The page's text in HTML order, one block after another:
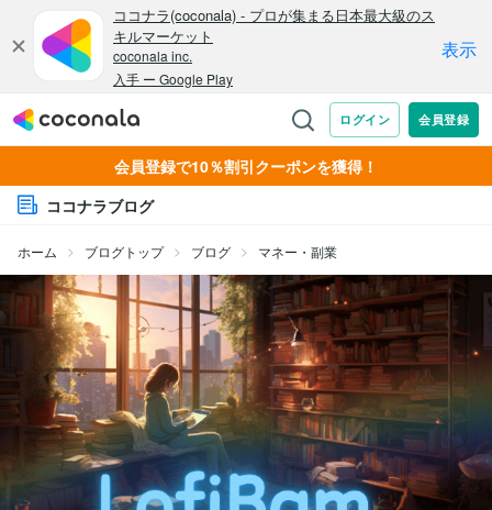
会員登録で10％割引クーポンを獲得！
ココナラブログ
ホーム ブログトップ ブログ マネー・副業